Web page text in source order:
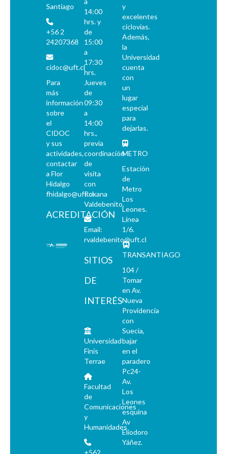
Santiago
+56 2
24207368
cidoc@uft.cl
Para
más
información
sobre
el
CIDOC
y sus
actividades,
contactar
a Flor
Hidalgo
fhidalgo@uft.cl
ACREDITACIÓN
14:00
hrs. y
de
15:00
a
17:30
hrs.
Jueves
de
09:30
a
14:00
hrs.,
previa
coordinación
de
visita
con
Roxana
Valdebenito.
Email:
rvaldebenito@uft.cl
SITIOS
DE
INTERÉS
Universidad
Finis
Terrae
Facultad
de
Comunicaciones
y
Humanidades
+562
y
excelentes
ciclovías.
Además,
la
Universidad
cuenta
con
un
lugar
especial
para
dejarlas.
METRO
Estación
de
Metro
Los
Leones.
Línea
1/6.
TRANSANTIAGO
104 /
Tomar
en Av.
Nueva
Providencia
con
Suecia,
bajar
en el
paradero
Pc24-
Av.
Los
Leones
esquina
Av
Eliodoro
Yáñez.